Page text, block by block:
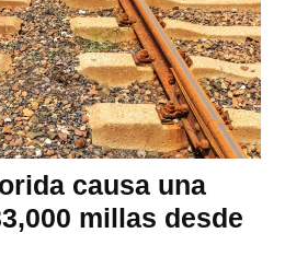
causa una
millas desde